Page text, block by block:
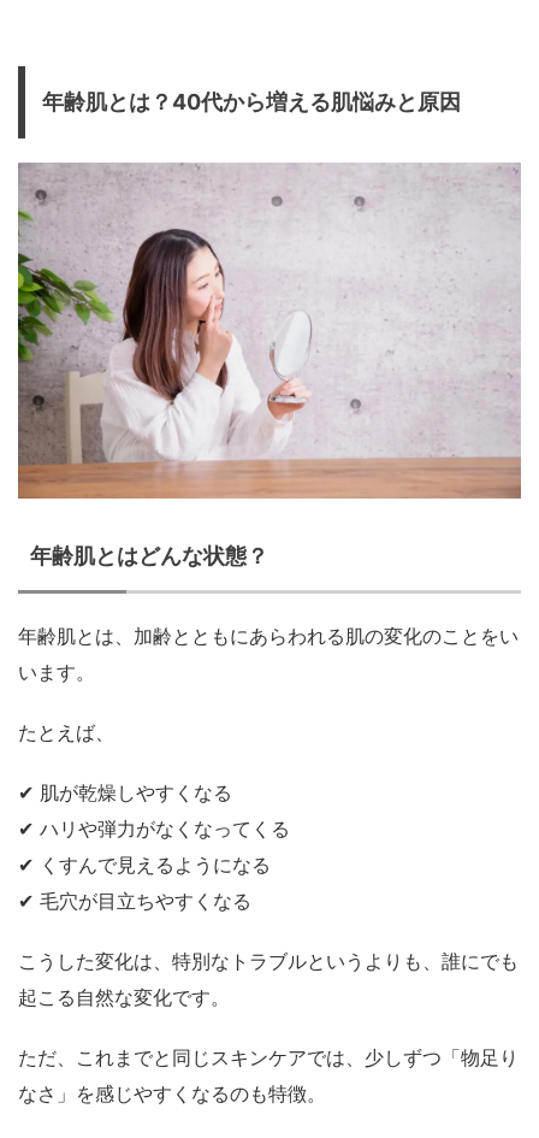
年齢肌とは？40代から増える肌悩みと原因
年齢肌とはどんな状態？
年齢肌とは、加齢とともにあらわれる肌の変化のことをい
います。
たとえば、
✔︎ 肌が乾燥しやすくなる
✔︎ ハリや弾力がなくなってくる
✔︎ くすんで見えるようになる
✔︎ 毛穴が目立ちやすくなる
こうした変化は、特別なトラブルというよりも、誰にでも
起こる自然な変化です。
ただ、これまでと同じスキンケアでは、少しずつ「物足り
なさ」を感じやすくなるのも特徴。